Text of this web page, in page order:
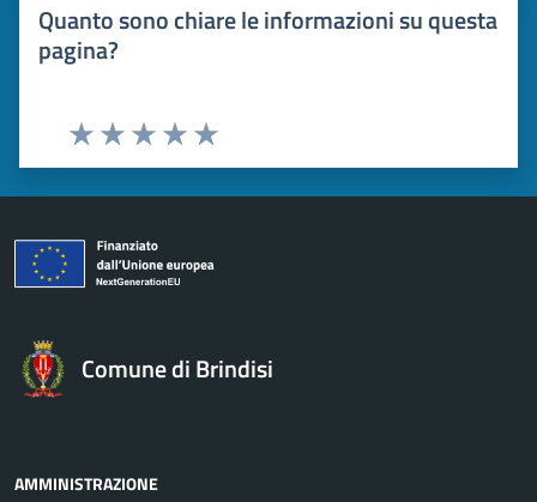
Quanto sono chiare le informazioni su questa
pagina?
Valuta 5 stelle su 5
Valuta 4 stelle su 5
Valuta 3 stelle su 5
Valuta 2 stelle su 5
Valuta 1 stelle su 5
Comune di Brindisi
AMMINISTRAZIONE